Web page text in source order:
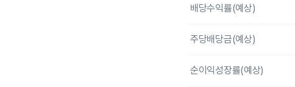
배당수익률(예상)
주당배당금(예상)
순이익성장률(예상)